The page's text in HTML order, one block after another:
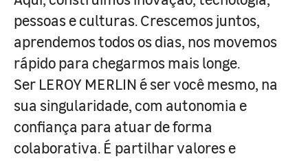
pessoas e culturas. Crescemos juntos,
aprendemos todos os dias, nos movemos
rápido para chegarmos mais longe.
Ser LEROY MERLIN é ser você mesmo, na
sua singularidade, com autonomia e
confiança para atuar de forma
colaborativa. É partilhar valores e